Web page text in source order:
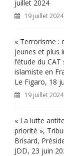
:
juillet 2024
19 juillet 2024
« Terrorisme :
jeunes et plus
l’étude du
islamiste en
Le Figaro, 18
19 juillet 2024
« La lutte
priorité »,
Brisard,
JDD, 23 juin